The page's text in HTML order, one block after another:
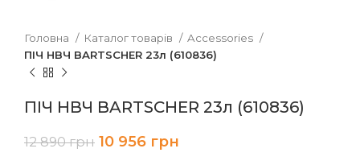
Головна Каталог товарів
Accessories
ПІЧ НВЧ BARTSCHER 23л (610836)
ПІЧ НВЧ BARTSCHER 23л (610836)
12 890грн 10 956 грн